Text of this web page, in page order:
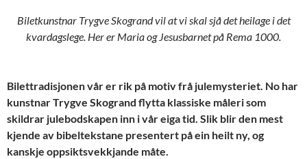
Biletkunstnar Trygve Skogrand vil at vi skal sjå det heilage i det
kvardagslege. Her er Maria og Jesusbarnet på Rema 1000.
Bilettradisjonen vår er rik på motiv frå julemysteriet. No har
kunstnar Trygve Skogrand flytta klassiske måleri som
skildrar julebodskapen inn i vår eiga tid. Slik blir den mest
kjende av bibeltekstane presentert på ein heilt ny, og
kanskje oppsiktsvekkjande måte.